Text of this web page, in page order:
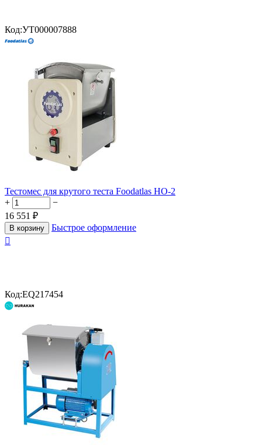
Код:УТ000007888
Тестомес для крутого теста Foodatlas HO-2
+
−
16 551 ₽
В корзину
Быстрое оформление

Код:EQ217454